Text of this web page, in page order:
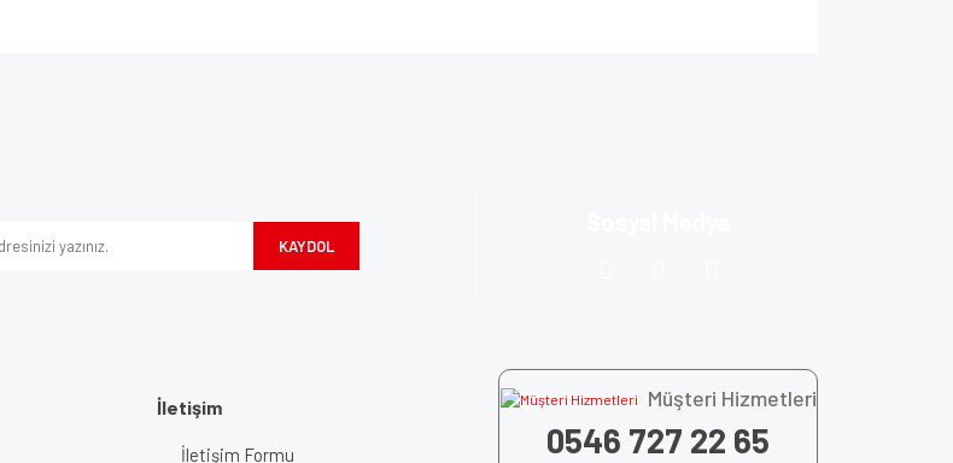
KAYDOL
İletişim
İletişim Formu
Müşteri Hizmetleri
0546 727 22 65